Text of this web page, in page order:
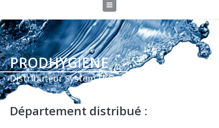
PRODHYGIENE
Distributeur System H²O
Département distribué :